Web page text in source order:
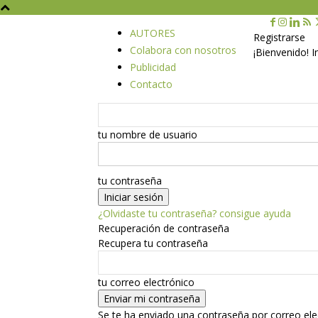
AUTORES
Colabora con nosotros
Publicidad
Contacto
Registrarse
¡Bienvenido!
tu nombre de usuario
tu contraseña
¿Olvidaste tu contraseña? consigue ayuda
Recuperación de contraseña
Recupera tu contraseña
tu correo electrónico
Se te ha enviado una contraseña por correo